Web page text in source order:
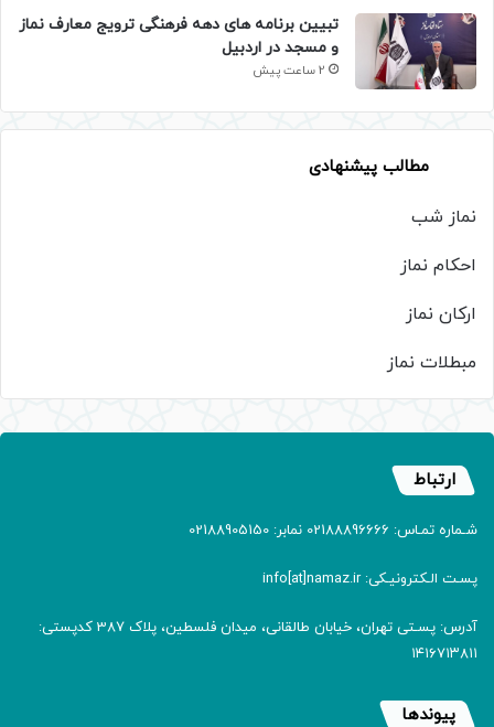
تبیین برنامه های دهه فرهنگی ترویج معارف نماز
و مسجد در اردبیل
2 ساعت پیش
مطالب پیشنهادی
نماز شب
احکام نماز
ارکان نماز
مبطلات نماز
ارتباط
شـماره تمـاس: 02188896666 نمابر: 02188905150
پسـت الـکترونیـکی: info[at]namaz.ir
آدرس: پسـتی تهران، خیابان طالقانی، میدان فلسطین، پلاک 387 کدپستی:
۱۴۱۶۷۱۳۸۱۱
پیوندها